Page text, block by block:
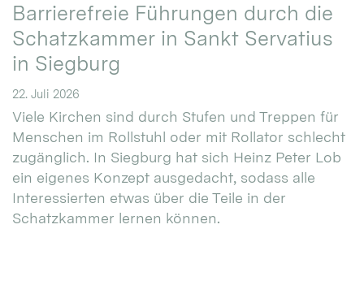
Barrierefreie Führungen durch die
Schatzkammer in Sankt Servatius
in Siegburg
22. Juli 2026
Viele Kirchen sind durch Stufen und Treppen für
Menschen im Rollstuhl oder mit Rollator schlecht
zugänglich. In Siegburg hat sich Heinz Peter Lob
ein eigenes Konzept ausgedacht, sodass alle
Interessierten etwas über die Teile in der
Schatzkammer lernen können.